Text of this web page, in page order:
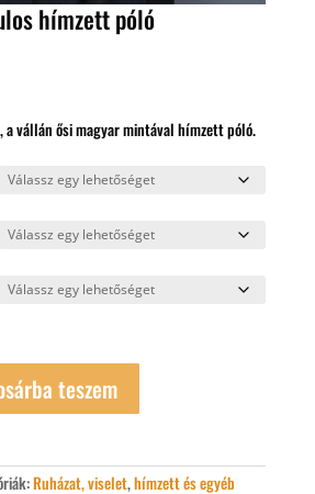
hímzett póló
vállán ősi magyar mintával hímzett póló.
teszem
Ruházat, viselet,hímzett és egyéb